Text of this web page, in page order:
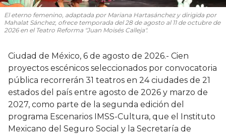
El eterno femenino , adaptada por Mariana Hartasánchez y dirigida por
Mahalat Sánchez, ofrece temporada del 28 de agosto al 11 de octubre de
2026 en el Teatro Reforma "Juan Moisés Calleja".
Ciudad de México, 6 de agosto de 2026.- Cien
proyectos escénicos seleccionados por convocatoria
pública recorrerán 31 teatros en 24 ciudades de 21
estados del país entre agosto de 2026 y marzo de
2027, como parte de la segunda edición del
programa Escenarios IMSS-Cultura, que el Instituto
Mexicano del Seguro Social y la Secretaría de